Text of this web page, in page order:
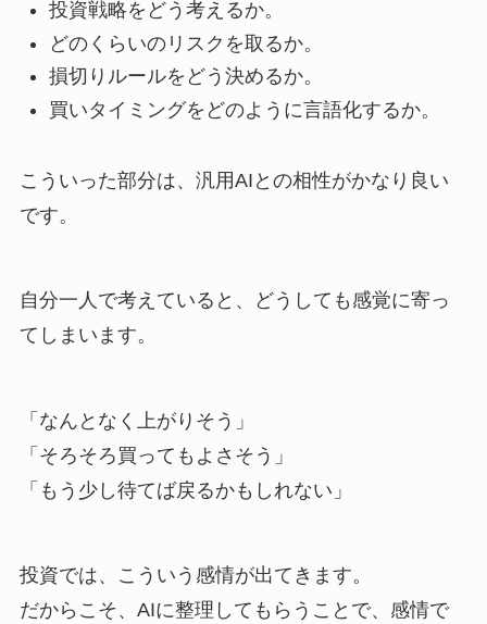
投資戦略をどう考えるか。
どのくらいのリスクを取るか。
損切りルールをどう決めるか。
買いタイミングをどのように言語化するか。
こういった部分は、汎用AIとの相性がかなり良い
です。
自分一人で考えていると、どうしても感覚に寄っ
てしまいます。
「なんとなく上がりそう」
「そろそろ買ってもよさそう」
「もう少し待てば戻るかもしれない」
投資では、こういう感情が出てきます。
だからこそ、AIに整理してもらうことで、感情で